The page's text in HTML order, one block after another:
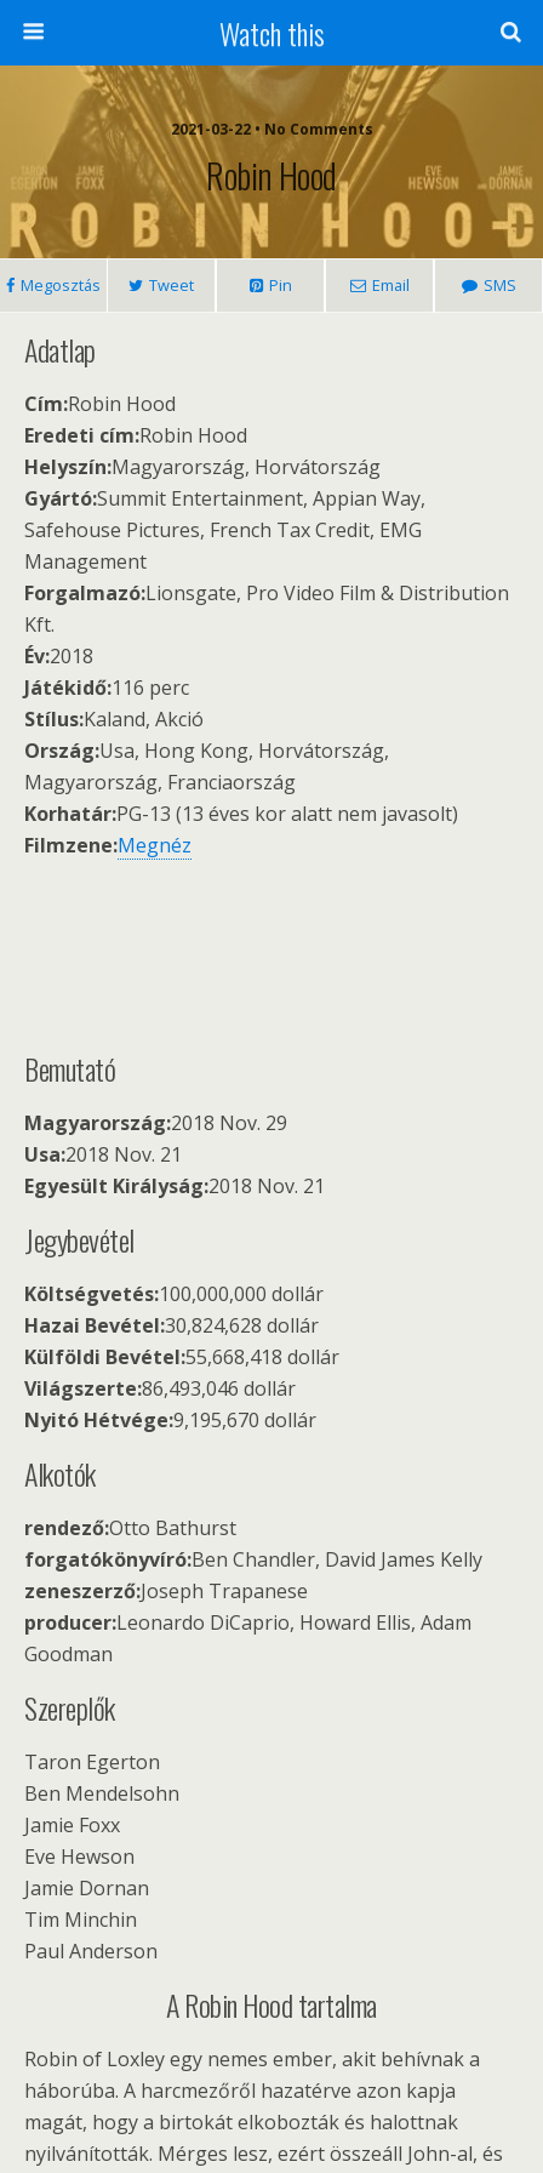
Watch this
2021-03-22 • No Comments
Robin Hood
Megosztás Tweet Pin Email SMS
Adatlap
Cím:Robin Hood
Eredeti cím:Robin Hood
Helyszín:Magyarország, Horvátország
Gyártó:Summit Entertainment, Appian Way,
Safehouse Pictures, French Tax Credit, EMG
Management
Forgalmazó:Lionsgate, Pro Video Film & Distribution
Kft.
Év:2018
Játékidő:116 perc
Stílus:Kaland, Akció
Ország:Usa, Hong Kong, Horvátország,
Magyarország, Franciaország
Korhatár:PG-13 (13 éves kor alatt nem javasolt)
Filmzene:Megnéz
Bemutató
Magyarország:2018 Nov. 29
Usa:2018 Nov. 21
Egyesült Királyság:2018 Nov. 21
Jegybevétel
Költségvetés:100,000,000 dollár
Hazai Bevétel:30,824,628 dollár
Külföldi Bevétel:55,668,418 dollár
Világszerte:86,493,046 dollár
Nyitó Hétvége:9,195,670 dollár
Alkotók
rendező:Otto Bathurst
forgatókönyvíró:Ben Chandler, David James Kelly
zeneszerző:Joseph Trapanese
producer:Leonardo DiCaprio, Howard Ellis, Adam
Goodman
Szereplők
Taron Egerton
Ben Mendelsohn
Jamie Foxx
Eve Hewson
Jamie Dornan
Tim Minchin
Paul Anderson
A Robin Hood tartalma
Robin of Loxley egy nemes ember, akit behívnak a
háborúba. A harcmezőről hazatérve azon kapja
magát, hogy a birtokát elkobozták és halottnak
nyilvánították. Mérges lesz, ezért összeáll John-al, és